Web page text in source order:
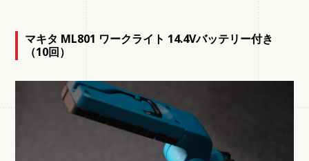
マキタ ML801 ワークライト 14.4Vバッテリー付き
（10回）